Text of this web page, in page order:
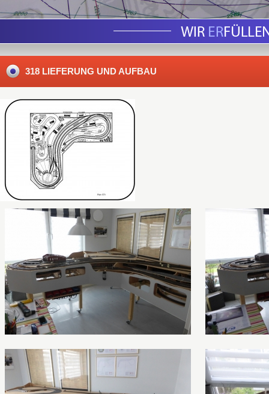
318 LIEFERUNG UND AUFBAU